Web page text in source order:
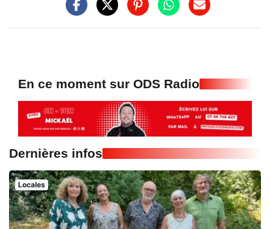
En ce moment sur ODS Radio
Dernières infos
Locales